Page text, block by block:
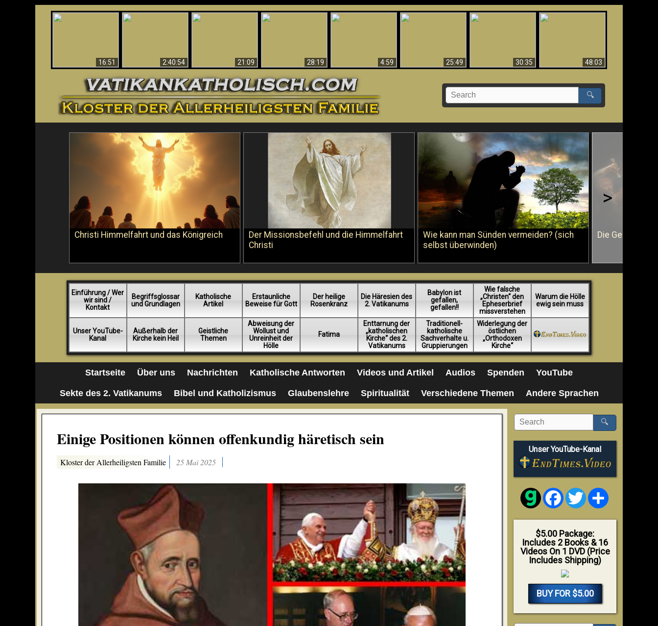
16:51
2:40:54
21:09
28:19
4:59
25:49 30:35
48:03
🔍
Christi Himmelfahrt und das Königreich
Der Missionsbefehl und die Himmelfahrt
Christi
Wie kann man Sünden vermeiden? (sich
selbst überwinden)
Die Geißelung
>
Einführung / Wer
wir sind /
Kontakt
Begriffsglossar
und Grundlagen
Katholische
Artikel
Erstaunliche
Beweise für Gott
Der heilige
Rosenkranz
Die Häresien des
2. Vatikanums
Babylon ist
gefallen,
gefallen!!
Wie falsche
„Christen“ den
Epheserbrief
missverstehen
Warum die Hölle
ewig sein muss
Unser YouTube-
Kanal
Außerhalb der
Kirche kein Heil
Geistliche
Themen
Abweisung der
Wollust und
Unreinheit der
Hölle
Fatima
Enttarnung der
„katholischen
Kirche“ des 2.
Vatikanums
Traditionell-
katholische
Sachverhalte u.
Gruppierungen
Widerlegung der
östlichen
„Orthodoxen
Kirche“
Startseite Über uns Nachrichten Katholische Antworten Videos und Artikel Audios Spenden YouTube
Sekte des 2. Vatikanums Bibel und Katholizismus Glaubenslehre Spiritualität Verschiedene Themen Andere Sprachen
Einige Positionen können offenkundig häretisch sein
Kloster der Allerheiligsten Familie 25 Mai 2025
🔍
Unser YouTube-Kanal
FacebookTwitter
$5.00 Package:
Includes 2 Books & 16
Videos On 1 DVD (Price
Includes Shipping)
BUY FOR $5.00